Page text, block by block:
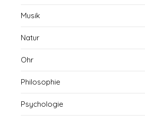
Musik
Natur
Ohr
Philosophie
Psychologie